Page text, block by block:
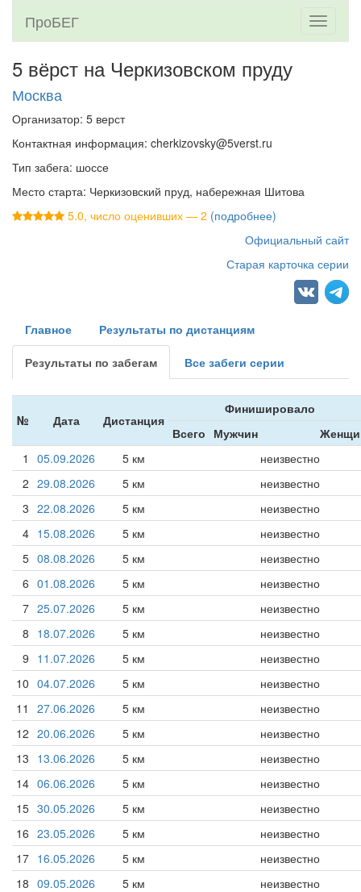
Toggle
ПроБЕГ
5 вёрст на Черкизовском пруду
Москва
Организатор: 5 верст
Контактная информация: cherkizovsky@5verst.ru
Тип забега: шоссе
Место старта: Черкизовский пруд, набережная Шитова
5.0, число оценивших — 2 (подробнее)
Официальный сайт
Старая карточка серии
Главное Результаты по дистанциям
Результаты по забегам Все забеги серии
№ Дата Дистанция
Финишировало
Всего Мужчин
1
05.09.2026 5 км
неизвестно
2 29.08.2026 5 км
неизвестно
3 22.08.2026 5 км
неизвестно
4 15.08.2026 5 км
неизвестно
5 08.08.2026 5 км
неизвестно
6 01.08.2026 5 км
неизвестно
7 25.07.2026 5 км
неизвестно
8 18.07.2026 5 км
неизвестно
9 11.07.2026 5 км
неизвестно
10 04.07.2026 5 км
неизвестно
11
27.06.2026 5 км
неизвестно
12 20.06.2026 5 км
неизвестно
13 13.06.2026 5 км
неизвестно
14 06.06.2026 5 км
неизвестно
15 30.05.2026 5 км
неизвестно
16 23.05.2026 5 км
неизвестно
17 16.05.2026 5 км
неизвестно
18 09.05.2026 5 км
неизвестно